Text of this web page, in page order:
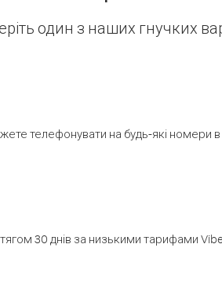
один з наших гнучких
телефонувати на будь-які номери в
30 днів за низькими тарифами